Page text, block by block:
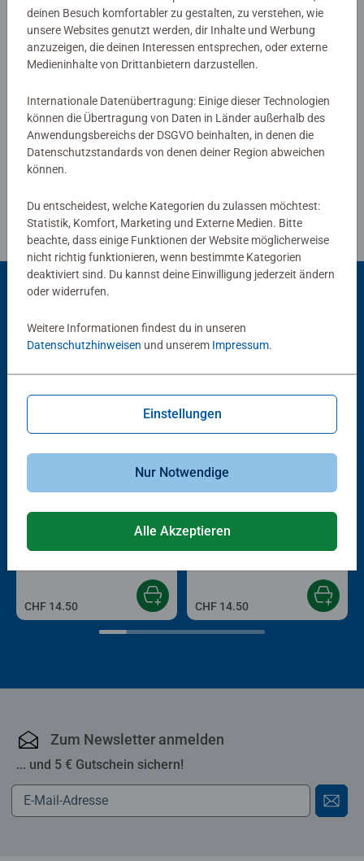
0/0
Verfasse eine Bewertung
Richtlinien für Bewertungen
Beliebte Auswahl
Andere Kunden mögen auch
CHF 14.50
Love Yourself
CHF 14.50
Zum Newsletter anmelden
... und 5 € Gutschein sichern!
deinen Besuch komfortabler zu gestalten, zu verstehen, wie
unsere Websites genutzt werden, dir Inhalte und Werbung
anzuzeigen, die deinen Interessen entsprechen, oder externe
Medieninhalte von Drittanbietern darzustellen.
Internationale Datenübertragung: Einige dieser Technologien
können die Übertragung von Daten in Länder außerhalb des
Anwendungsbereichs der DSGVO beinhalten, in denen die
Datenschutzstandards von denen deiner Region abweichen
können.
Du entscheidest, welche Kategorien du zulassen möchtest:
Statistik, Komfort, Marketing und Externe Medien. Bitte
beachte, dass einige Funktionen der Website möglicherweise
nicht richtig funktionieren, wenn bestimmte Kategorien
deaktiviert sind. Du kannst deine Einwilligung jederzeit ändern
oder widerrufen.
Weitere Informationen findest du in unseren
Datenschutzhinweisen und unserem Impressum.
Einstellungen
Nur Notwendige
Alle Akzeptieren